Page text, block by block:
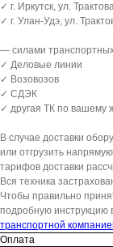
✓ г. Иркутск, ул.
✓ г. Улан-Удэ, ул.
— силами
✓ Деловые линии
✓ Возовозов
✓ СДЭК
✓ другая ТК по вашему
В случае доставки
или отгрузить
тарифов доставки
Вся техника
Чтобы правильно
подробную инструкцию
транспортной
Оплата